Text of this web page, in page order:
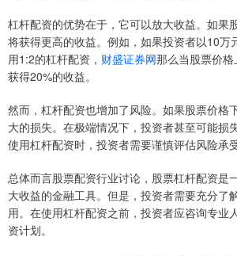
杠杆配资的优势在于，它可以放大收益。如果
将获得更高的收益。例如，如果投资者以10万
用1:2的杠杆配资， 财盛证券网那么当股票价
获得20%的收益。
然而，杠杆配资也增加了风险。如果股票价格
大的损失。在极端情况下，投资者甚至可能损
使用杠杆配资时，投资者需要谨慎评估风险承
总体而言股票配资行业讨论，股票杠杆配资是
大收益的金融工具。但是，投资者需要充分了
用。在使用杠杆配资之前，投资者应咨询专业
资计划。